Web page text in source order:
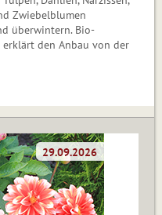
Zwiebelblumen
überwintern. Bio-
erklärt den Anbau von der